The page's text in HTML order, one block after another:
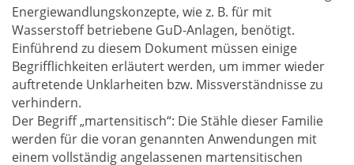
Energiewandlungskonzepte, wie z. B. für mit
Wasserstoff betriebene GuD-Anlagen, benötigt.
Einführend zu diesem Dokument müssen einige
Begrifflichkeiten erläutert werden, um immer wieder
auftretende Unklarheiten bzw. Missverständnisse zu
verhindern.
Der Begriff „martensitisch“: Die Stähle dieser Familie
werden für die voran genannten Anwendungen mit
einem vollständig angelassenen martensitischen